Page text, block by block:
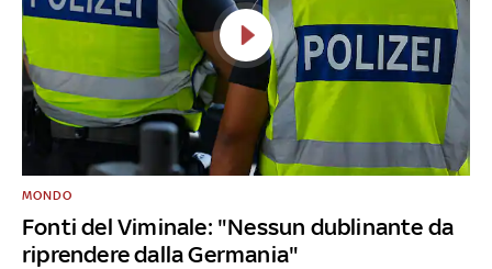
Fonti del Viminale: "Nessun dublinante da
riprendere dalla Germania"
MONDO